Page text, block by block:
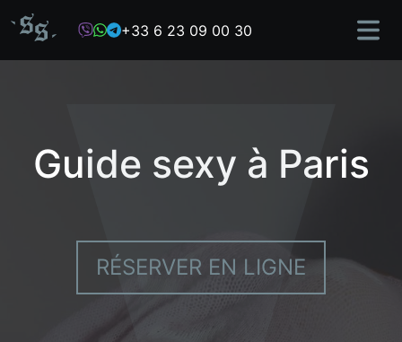
+33 6 23 09 00 30
Guide sexy à Paris
RÉSERVER EN LIGNE